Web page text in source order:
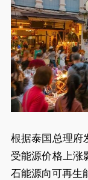
根据泰国总理府
受能源价格上涨
石能源向可再生